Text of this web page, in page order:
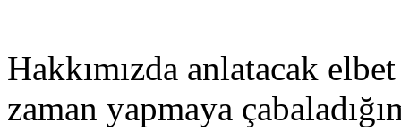
Hakkımızda anlatacak
zaman yapmaya